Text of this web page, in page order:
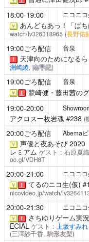
18:00-19:00 ニコニ
￥ あんどもあっ！「ぱち
watch/lv326318965 (長野佑
19:00ごろ配信 音泉
！ 天津向のためになる
洲崎綾,南早紀)
19:00ごろ配信 音泉
￥ ！ 鷲崎健・藤田茜の
19:00-20:00
アクロス一枚岩魂#238 (
20:00ごろ配信 Abema
￥ 声優と夜あそび2020
レミアム ゲスト：石原夏
oo.gl/VDH8T
20:00-21:00 ニコニ
￥ ！ てるのニコ生(仮)
nicovideo.jp/watch/
20:00-21:30 ニコニ
￥ ！ さちゆりゲーム実
ECIAL ゲスト： 上坂すみれ
(三澤紗千香, 駒形友梨)